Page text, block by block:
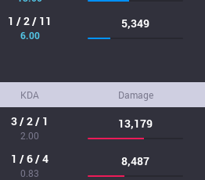
1 / 2 / 11
6.00
5,349
KDA Damage
3 / 2 / 1
2.00
13,179
1 / 6 / 4
0.83
8,487